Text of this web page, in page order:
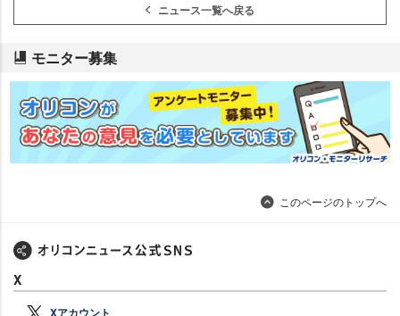
ニュース一覧へ戻る
モニター募集
このページのトップへ
X
Xアカウント